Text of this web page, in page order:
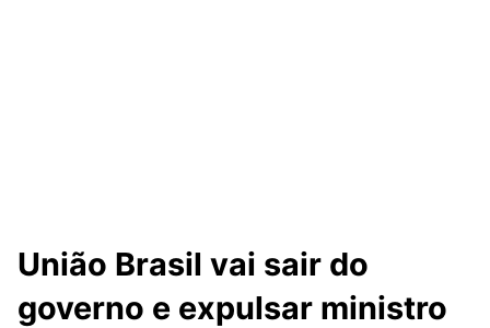
União Brasil vai sair do
governo e expulsar ministro